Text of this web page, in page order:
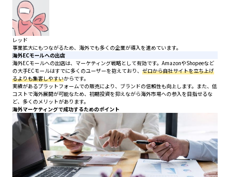
レッド
事業拡大にもつながるため、海外でも多くの企業が導入を進めています。
海外ECモールへの出店
海外ECモールへの出店は、マーケティング戦略として有効です。AmazonやShopeeなど
の大手ECモールはすでに多くのユーザーを抱えており、 ゼロから自社サイトを立ち上げ
るよりも集客しやすいからです。
実績があるプラットフォームでの販売により、ブランドの信頼性も向上します。また、低
コストで海外展開が可能なため、初期投資を抑えながら海外市場への参入を目指せるな
ど、多くのメリットがあります。
海外マーケティングで成功するためのポイント